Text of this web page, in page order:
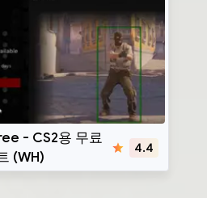
XONE Free
- CS2용 무료
(WH)
4.4